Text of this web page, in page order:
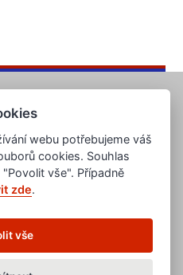
databanka.cz
webu potřebujeme váš
cookies. Souhlas
vše". Případně
zde.
vše